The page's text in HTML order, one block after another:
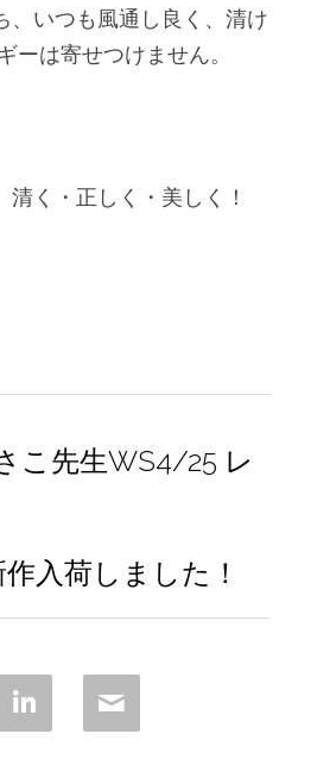
、いつも風通し良く、清け
ーは寄せつけません。
く・正しく・美しく！
こ先生WS4/25 レ
入荷しました！